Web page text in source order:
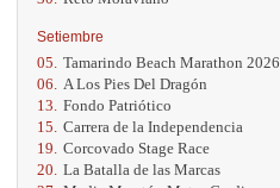
Setiembre
05. Tamarindo Beach Marathon 2026
06.
A Los Pies Del Dragón
13. Fondo Patriótico
15. Carrera de la Independencia
19. Corcovado Stage Race
20. La Batalla de las Marcas